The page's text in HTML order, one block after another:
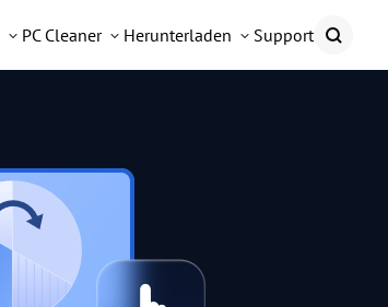
PC Cleaner Herunterladen Support